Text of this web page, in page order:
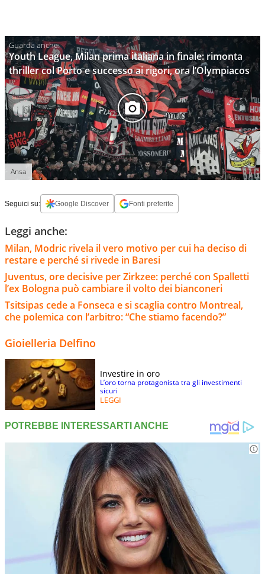
Youth League, Milan prima italiana in finale: rimonta
thriller col Porto e successo ai rigori, ora l’Olympiacos
Ansa
Seguici su: Google Discover Fonti preferite
Leggi anche:
Milan, Modric rivela il vero motivo per cui ha deciso di
restare e perché si rivede in Baresi
Juventus, ore decisive per Zirkzee: perché con Spalletti
l’ex Bologna può cambiare il volto dei bianconeri
Tsitsipas cede a Fonseca e si scaglia contro Montreal,
che polemica con l’arbitro: “Che stiamo facendo?”
Gioielleria Delfino
Investire in oro
L’oro torna protagonista tra gli investimenti
sicuri
LEGGI